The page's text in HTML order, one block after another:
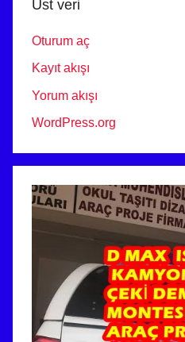
Üst veri
Oturum aç
Kayıt akışı
Yorum akışı
WordPress.org